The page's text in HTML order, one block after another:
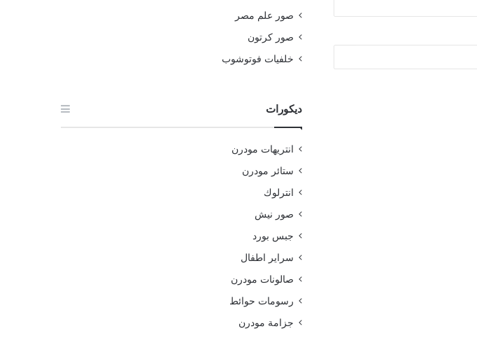
صور علم مصر
صور كرتون
خلفيات فوتوشوب
ديكورات
انتريهات مودرن
ستائر مودرن
انترلوك
صور نيش
جبس بورد
سراير اطفال
صالونات مودرن
رسومات حوائط
جزامة مودرن